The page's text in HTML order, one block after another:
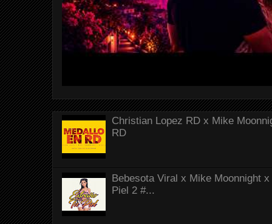
Christian Lopez RD x Mike
RD
Bebesota Viral x Mike Moonnight
Piel 2 #...